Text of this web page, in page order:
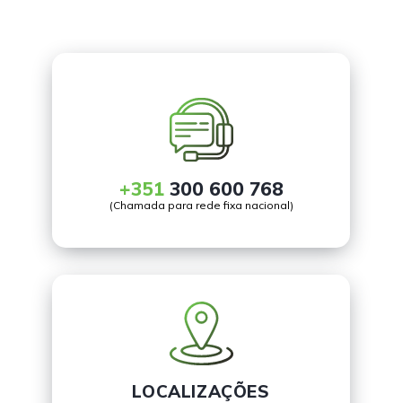
+351300 600 768
(Chamada para rede fixa nacional)
LOCALIZAÇÕES